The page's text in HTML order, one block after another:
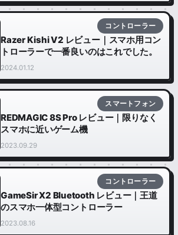
コントローラー
Razer Kishi V2 レビュー｜スマホ用コン
トローラーで一番良いのはこれでした。
2024.01.12
スマートフォン
REDMAGIC 8S Pro レビュー｜限りなく
スマホに近いゲーム機
2023.09.29
コントローラー
GameSir X2 Bluetooth レビュー｜王道
のスマホ一体型コントローラー
2023.08.16